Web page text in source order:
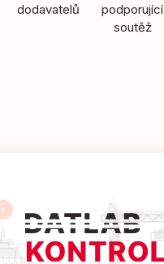
dodavatelů
podporující
soutěž